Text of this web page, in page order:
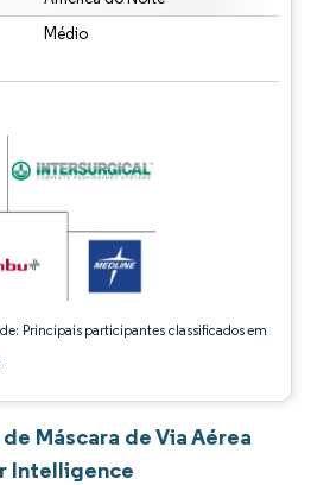
Médio
Principais participantes classificados em
O reuso requer atribuição conforme CC BY 4.0.
Máscara de Via Aérea
Intelligence